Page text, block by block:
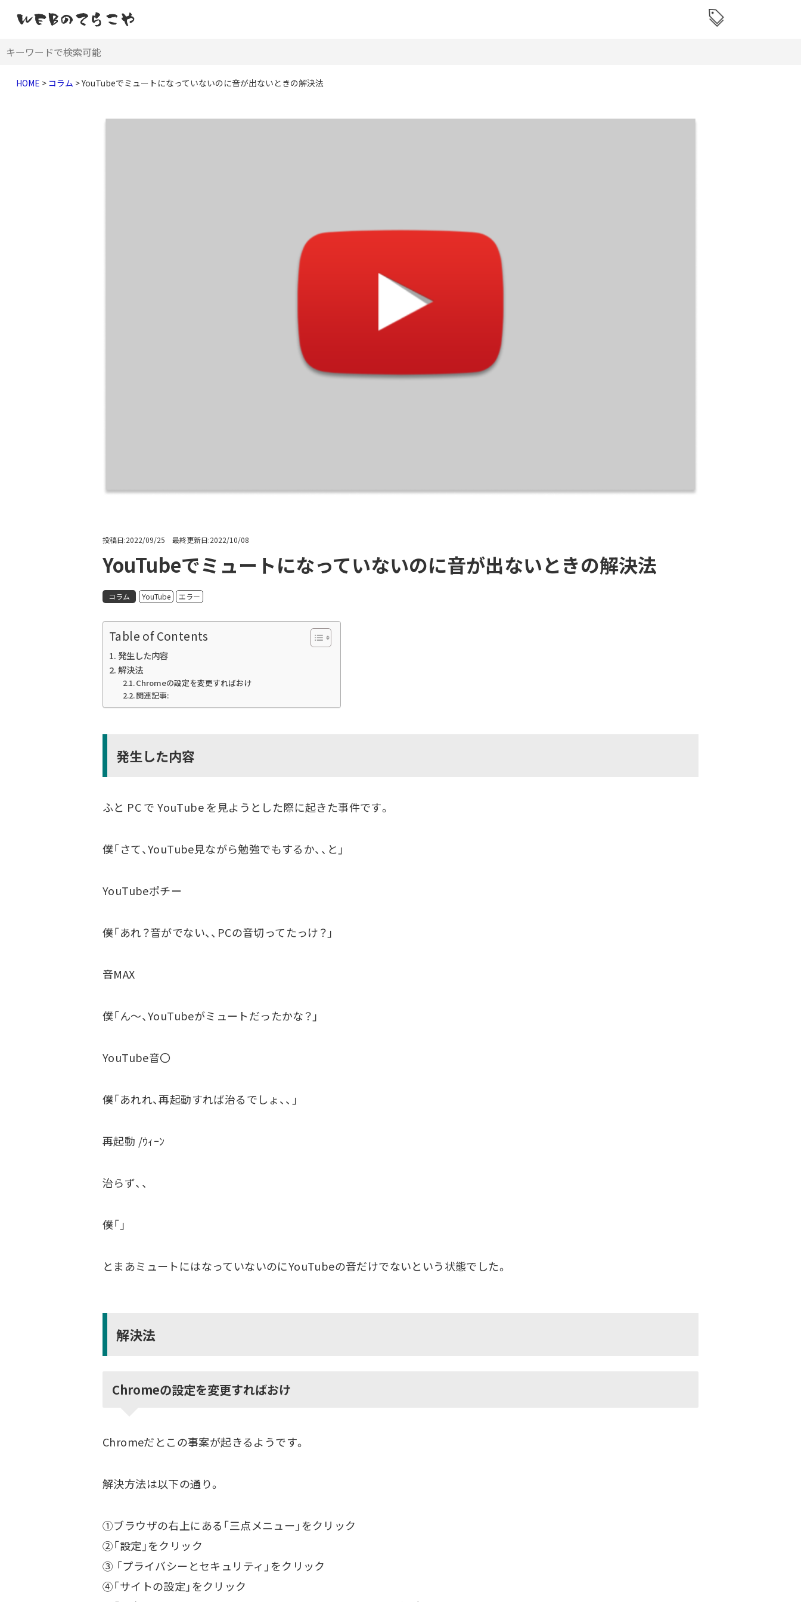
HOME > コラム >YouTubeでミュートになっていないのに音が出ないときの解決法
投稿日:2022/09/25 最終更新日:2022/10/08
YouTubeでミュートになっていないのに音が出ないときの解決法
コラム YouTube エラー
Table of Contents
発生した内容
解決法
Chromeの設定を変更すればおけ
関連記事:
発生した内容
ふと PC で YouTube を見ようとした際に起きた事件です。
僕「さて、YouTube見ながら勉強でもするか、、と」
YouTubeポチー
僕「あれ？音がでない、、PCの音切ってたっけ？」
音MAX
僕「ん～、YouTubeがミュートだったかな？」
YouTube音〇
僕「あれれ、再起動すれば治るでしょ、、」
再起動 /ｳｨｰﾝ
治らず、、
僕「」
とまあミュートにはなっていないのにYouTubeの音だけでないという状態でした。
解決法
Chromeの設定を変更すればおけ
Chromeだとこの事案が起きるようです。
解決方法は以下の通り。
①ブラウザの右上にある「三点メニュー」をクリック
②「設定」をクリック
③ 「プライバシーとセキュリティ」をクリック
④「サイトの設定」をクリック